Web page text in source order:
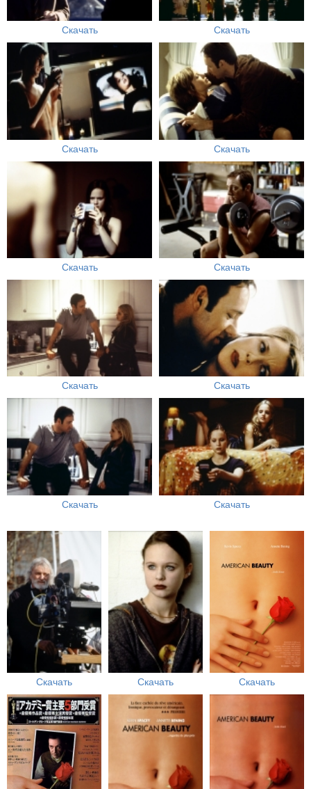
Скачать Скачать
Скачать Скачать
Скачать Скачать
Скачать Скачать
Скачать Скачать
Скачать Скачать Скачать